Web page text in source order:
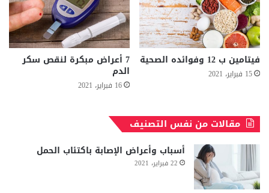
فيتامين ب 12 وفوائده الصحية
15 فبراير، 2021
7 أعراض مبكرة لنقص سكر
الدم
16 فبراير، 2021
مقالات من نفس التصنيف
أسباب وأعراض الإصابة باكتئاب الحمل
22 فبراير، 2021